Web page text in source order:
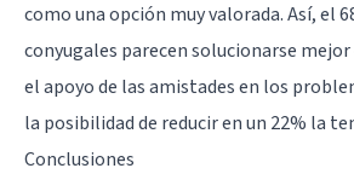
como una opción muy valorada. Así, el
conyugales parecen solucionarse
el apoyo de las amistades en los
la posibilidad de reducir en un 22% la
Conclusiones